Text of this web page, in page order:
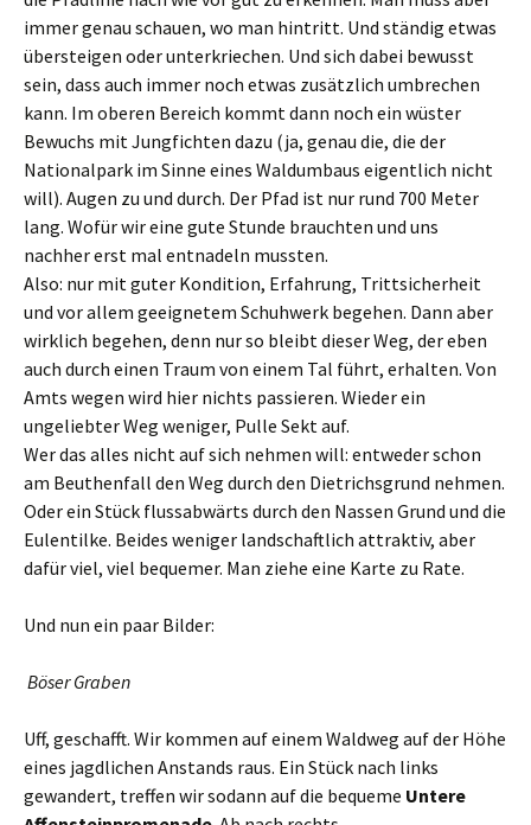
immer genau schauen, wo man hintritt. Und ständig etwas
übersteigen oder unterkriechen. Und sich dabei bewusst
sein, dass auch immer noch etwas zusätzlich umbrechen
kann. Im oberen Bereich kommt dann noch ein wüster
Bewuchs mit Jungfichten dazu (ja, genau die, die der
Nationalpark im Sinne eines Waldumbaus eigentlich nicht
will). Augen zu und durch. Der Pfad ist nur rund 700 Meter
lang. Wofür wir eine gute Stunde brauchten und uns
nachher erst mal entnadeln mussten.
Also: nur mit guter Kondition, Erfahrung, Trittsicherheit
und vor allem geeignetem Schuhwerk begehen. Dann aber
wirklich begehen, denn nur so bleibt dieser Weg, der eben
auch durch einen Traum von einem Tal führt, erhalten. Von
Amts wegen wird hier nichts passieren. Wieder ein
ungeliebter Weg weniger, Pulle Sekt auf.
Wer das alles nicht auf sich nehmen will: entweder schon
am Beuthenfall den Weg durch den Dietrichsgrund nehmen.
Oder ein Stück flussabwärts durch den Nassen Grund und die
Eulentilke. Beides weniger landschaftlich attraktiv, aber
dafür viel, viel bequemer. Man ziehe eine Karte zu Rate.
Und nun ein paar Bilder:
Böser Graben
Uff, geschafft. Wir kommen auf einem Waldweg auf der Höhe
eines jagdlichen Anstands raus. Ein Stück nach links
gewandert, treffen wir sodann auf die bequeme Untere